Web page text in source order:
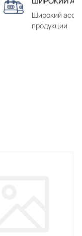
Широкий
продукции